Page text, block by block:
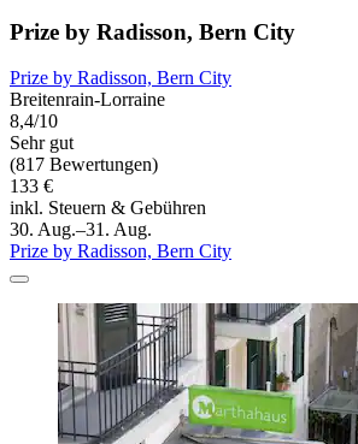
Prize by Radisson, Bern City
Prize by Radisson, Bern City
Breitenrain-Lorraine
8,4/10
Sehr gut
(817 Bewertungen)
133 €
inkl. Steuern & Gebühren
30. Aug.–31. Aug.
Prize by Radisson, Bern City